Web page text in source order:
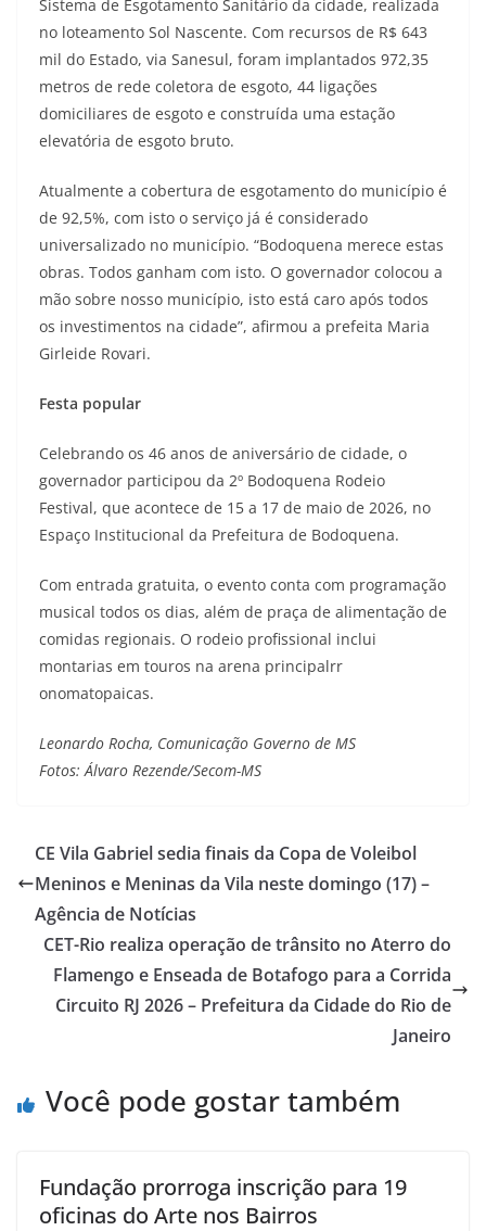
Sistema de Esgotamento Sanitário da cidade, realizada
no loteamento Sol Nascente. Com recursos de R$ 643
mil do Estado, via Sanesul, foram implantados 972,35
metros de rede coletora de esgoto, 44 ligações
domiciliares de esgoto e construída uma estação
elevatória de esgoto bruto.
Atualmente a cobertura de esgotamento do município é
de 92,5%, com isto o serviço já é considerado
universalizado no município. “Bodoquena merece estas
obras. Todos ganham com isto. O governador colocou a
mão sobre nosso município, isto está caro após todos
os investimentos na cidade”, afirmou a prefeita Maria
Girleide Rovari.
Festa popular
Celebrando os 46 anos de aniversário de cidade, o
governador participou da 2º Bodoquena Rodeio
Festival, que acontece de 15 a 17 de maio de 2026, no
Espaço Institucional da Prefeitura de Bodoquena.
Com entrada gratuita, o evento conta com programação
musical todos os dias, além de praça de alimentação de
comidas regionais. O rodeio profissional inclui
montarias em touros na arena principalrr
onomatopaicas.
Leonardo Rocha, Comunicação Governo de MS
Fotos: Álvaro Rezende/Secom-MS
CE Vila Gabriel sedia finais da Copa de Voleibol
Meninos e Meninas da Vila neste domingo (17) –
Agência de Notícias
CET-Rio realiza operação de trânsito no Aterro do
Flamengo e Enseada de Botafogo para a Corrida
Circuito RJ 2026 – Prefeitura da Cidade do Rio de
Janeiro
Você pode gostar também
Fundação prorroga inscrição para 19
oficinas do Arte nos Bairros